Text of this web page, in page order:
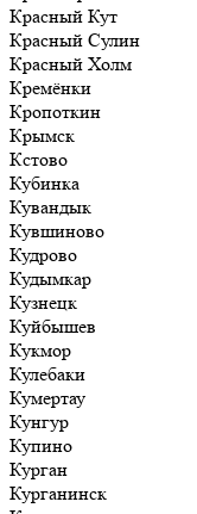
Красный Кут
Красный Сулин
Красный Холм
Кремёнки
Кропоткин
Крымск
Кстово
Кубинка
Кувандык
Кувшиново
Кудрово
Кудымкар
Кузнецк
Куйбышев
Кукмор
Кулебаки
Кумертау
Кунгур
Купино
Курган
Курганинск